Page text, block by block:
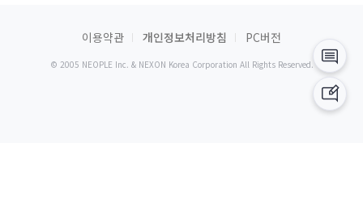
이용약관 개인정보처리방침 PC버전
© 2005 NEOPLE Inc. & NEXON Korea Corporation All Rights Reserved.